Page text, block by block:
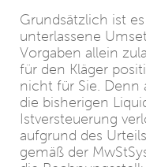
Grundsätzlich ist
unterlassene
Vorgaben allein
für den Kläger
nicht für Sie. Denn
die bisherigen
Istversteuerung
aufgrund des
gemäß der